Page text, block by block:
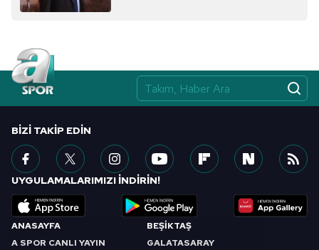
ANASAYFA
A SPOR CANLI YAYIN
BEŞİKTAŞ
GALATASARAY
BIZI TAKIP EDIN
UYGULAMALARIMIZI İNDİRİN!